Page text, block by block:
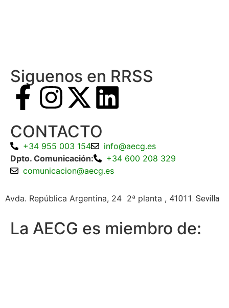
Siguenos en RRSS
CONTACTO
+34 955 003 154
info@aecg.es
Dpto. Comunicación:
+34 600 208 329
comunicacion@aecg.es
Avda. República Argentina, 24 2ª planta , 41011. Sevilla
La AECG es miembro de: